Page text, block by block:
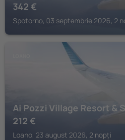
342 €
Spotorno, 03 septembrie 2026, 2
Ai Pozzi Village Resort &
212 €
Loano, 23 august 2026, 2 nopți